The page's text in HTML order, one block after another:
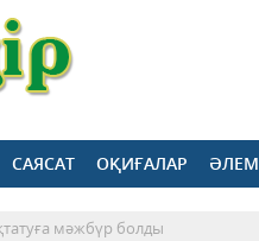
САЯСАТ ОҚИҒАЛАР ӘЛЕМ
мәжбүр болды